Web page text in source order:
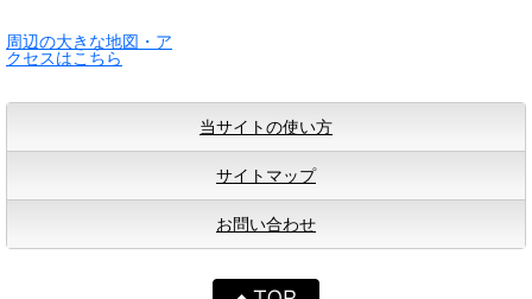
周辺の大きな地図・ア
クセスはこちら
当サイトの使い方
サイトマップ
お問い合わせ